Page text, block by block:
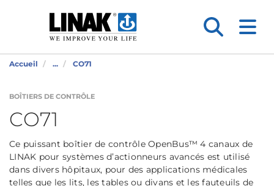
Accueil ... CO71
BOÎTIERS DE CONTRÔLE
CO71
Ce puissant boîtier de contrôle OpenBus™ 4 canaux de
LINAK pour systèmes d’actionneurs avancés est utilisé
dans divers hôpitaux, pour des applications médicales
telles que les lits, les tables ou divans et les fauteuils de